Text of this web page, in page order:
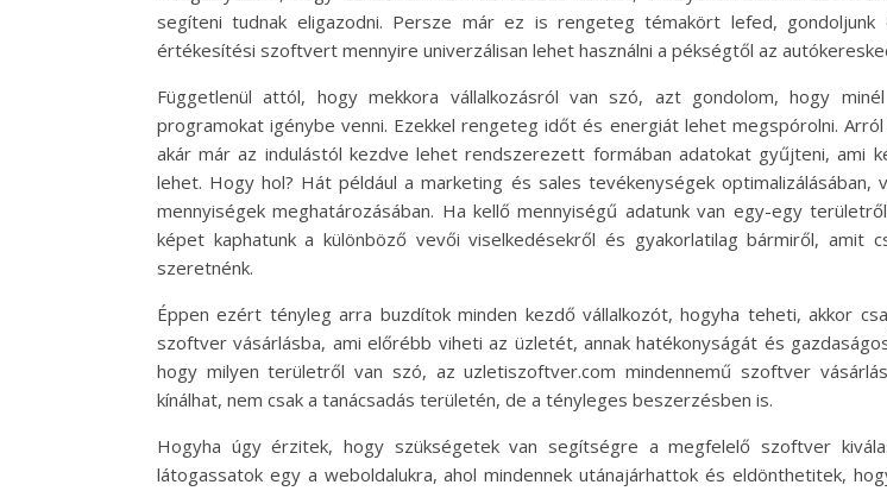
segíteni tudnak eligazodni. Persze már ez is rengeteg témakört lefed, gondoljunk
értékesítési szoftvert mennyire univerzálisan lehet használni a pékségtől az
Függetlenül attól, hogy mekkora vállalkozásról van szó, azt gondolom, hogy
programokat igénybe venni. Ezekkel rengeteg időt és energiát lehet megspórolni.
akár már az indulástól kezdve lehet rendszerezett formában adatokat gyűjteni, ami
lehet. Hogy hol? Hát például a marketing és sales tevékenységek optimalizálásában,
mennyiségek meghatározásában. Ha kellő mennyiségű adatunk van egy-egy
képet kaphatunk a különböző vevői viselkedésekről és gyakorlatilag bármiről, amit
szeretnénk.
Éppen ezért tényleg arra buzdítok minden kezdő vállalkozót, hogyha teheti, akkor
szoftver vásárlásba, ami előrébb viheti az üzletét, annak hatékonyságát és
hogy milyen területről van szó, az uzletiszoftver.com mindennemű szoftver
kínálhat, nem csak a tanácsadás területén, de a tényleges beszerzésben is.
Hogyha úgy érzitek, hogy szükségetek van segítségre a megfelelő szoftver
látogassatok egy a weboldalukra, ahol mindennek utánajárhattok és eldönthetitek,